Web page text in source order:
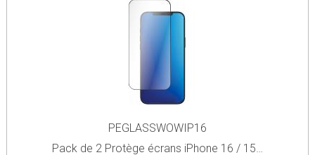
PEGLASSWOWIP16
Pack de 2 Protège écrans iPhone 16 / 15…